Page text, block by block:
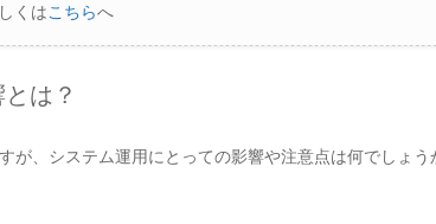
くはこちらへ
は？
が、システム運用にとっての影響や注意点は何でしょう